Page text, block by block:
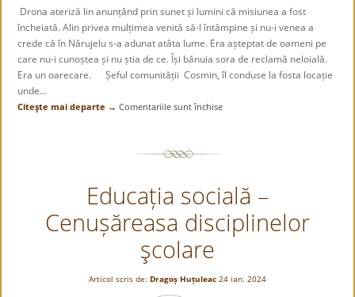
Drona ateriză lin anunțând prin sunet și lumini că misiunea a fost
încheiată. Alin privea mulțimea venită să-l întâmpine și nu-i venea a
crede că în Nărujelu s-a adunat atâta lume. Era așteptat de oameni pe
care nu-i cunoștea și nu știa de ce. Își bănuia sora de reclamă neloială.
Era un oarecare. Șeful comunității Cosmin, îl conduse la fosta locație
unde...
Citeşte mai departe → Comentariile sunt închise
(40)
Educația socială –
Cenușăreasa disciplinelor
şcolare
Articol scris de: Dragoș Huțuleac 24 ian. 2024